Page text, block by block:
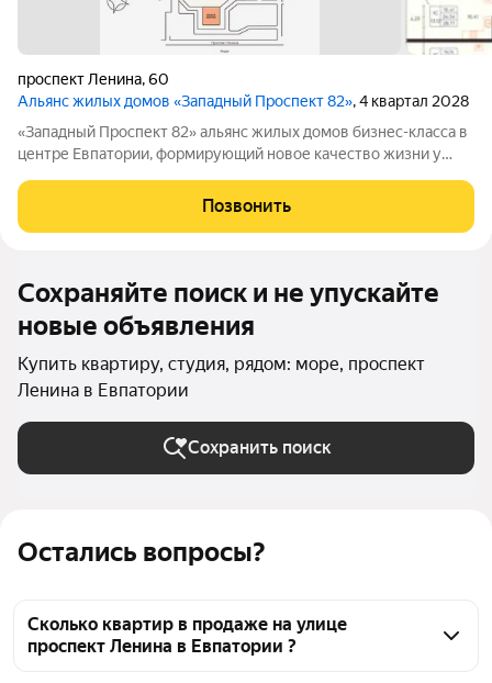
Остались вопросы?
Сколько квартир в продаже на улице
проспект Ленина в Евпатории ?
проспект Ленина,60
Альянс жилых домов «Западный Проспект 82», 4 квартал 2028
«Западный Проспект 82» альянс жилых домов бизнес-класса в
центре Евпатории, формирующий новое качество жизни у
городской среды и курортного образа жизни: здесь можно
работать, развиваться и отдыхать,
Позвонить
Сохраняйте поиск и не упускайте
новые объявления
Купить квартиру, студия, рядом: море, проспект
Ленина в Евпатории
Сохранить поиск